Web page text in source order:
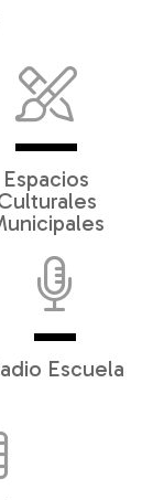
Espacios
Escuela